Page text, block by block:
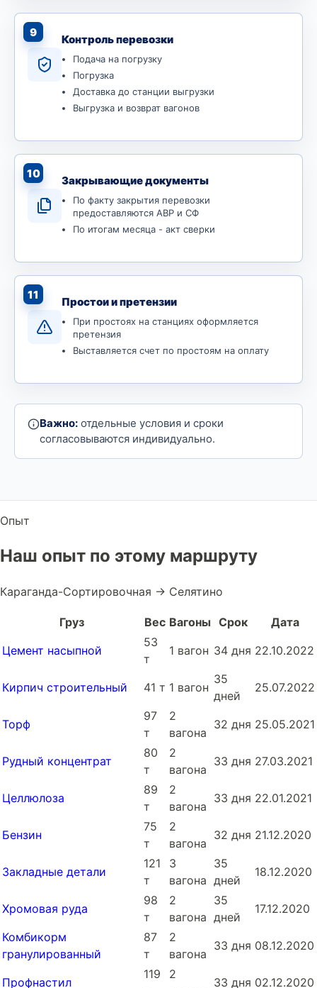
9
Контроль перевозки
Подача на погрузку
Погрузка
Доставка до станции выгрузки
Выгрузка и возврат вагонов
10
Закрывающие документы
По факту закрытия перевозки
предоставляются АВР и СФ
По итогам месяца - акт сверки
11
Простои и претензии
При простоях на станциях оформляется
претензия
Выставляется счет по простоям на оплату
Важно:отдельные условия и сроки
согласовываются индивидуально.
Опыт
Наш опыт по этому маршруту
Караганда-Сортировочная → Селятино
Груз Вес Вагоны Срок
Дата
Цемент насыпной
53
т
1 вагон 34 дня 22.10.2022
Кирпич строительный 41 т 1 вагон
35
дней
25.07.2022
Торф
97
т
2
вагона
32 дня 25.05.2021
Рудный концентрат
80
т
2
вагона
33 дня 27.03.2021
Целлюлоза
89
т
2
вагона
33 дня 22.01.2021
Бензин
75
т
2
вагона
32 дня 21.12.2020
Закладные детали
121
т
3
вагона
35
дней
18.12.2020
Хромовая руда
98
т
2
вагона
35
дней
17.12.2020
Комбикорм
гранулированный
87
т
2
вагона
33 дня 08.12.2020
Профнастил
119
2
33 дня 02.12.2020